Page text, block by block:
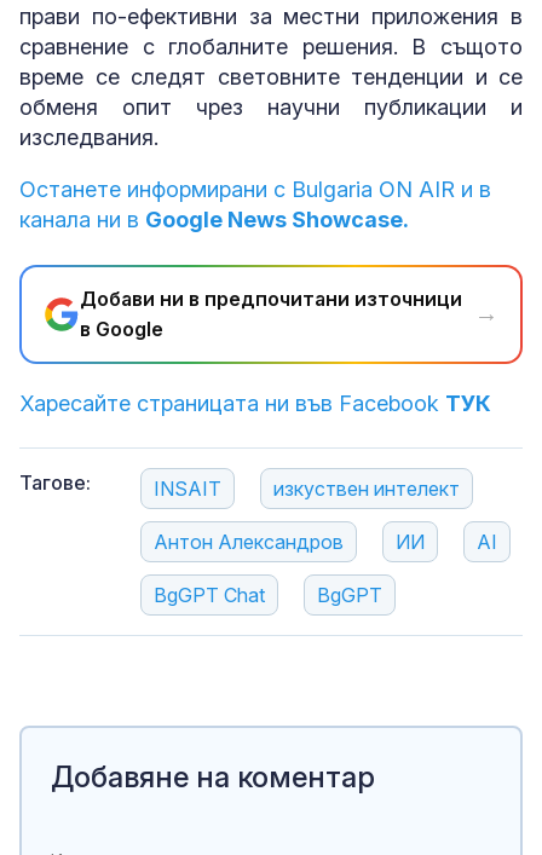
прави по-ефективни за местни приложения в
сравнение с глобалните решения. В същото
време се следят световните тенденции и се
обменя опит чрез научни публикации и
изследвания.
Останете информирани с Bulgaria ON AIR и в
канала ни в Google News Showcase.
Добави ни в предпочитани източници
в Google
→
Харесайте страницата ни във Facebook ТУК
Тагове: INSAIT изкуствен интелект
Антон Александров ИИ AI
BgGPT Chat BgGPT
Добавяне на коментар